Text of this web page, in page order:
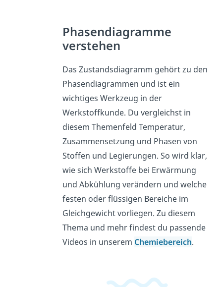
Phasendiagramme
verstehen
Das Zustandsdiagramm gehört zu den
Phasendiagrammen und ist ein
wichtiges Werkzeug in der
Werkstoffkunde. Du vergleichst in
diesem Themenfeld Temperatur,
Zusammensetzung und Phasen von
Stoffen und Legierungen. So wird klar,
wie sich Werkstoffe bei Erwärmung
und Abkühlung verändern und welche
festen oder flüssigen Bereiche im
Gleichgewicht vorliegen. Zu diesem
Thema und mehr findest du passende
Videos in unserem Chemiebereich.